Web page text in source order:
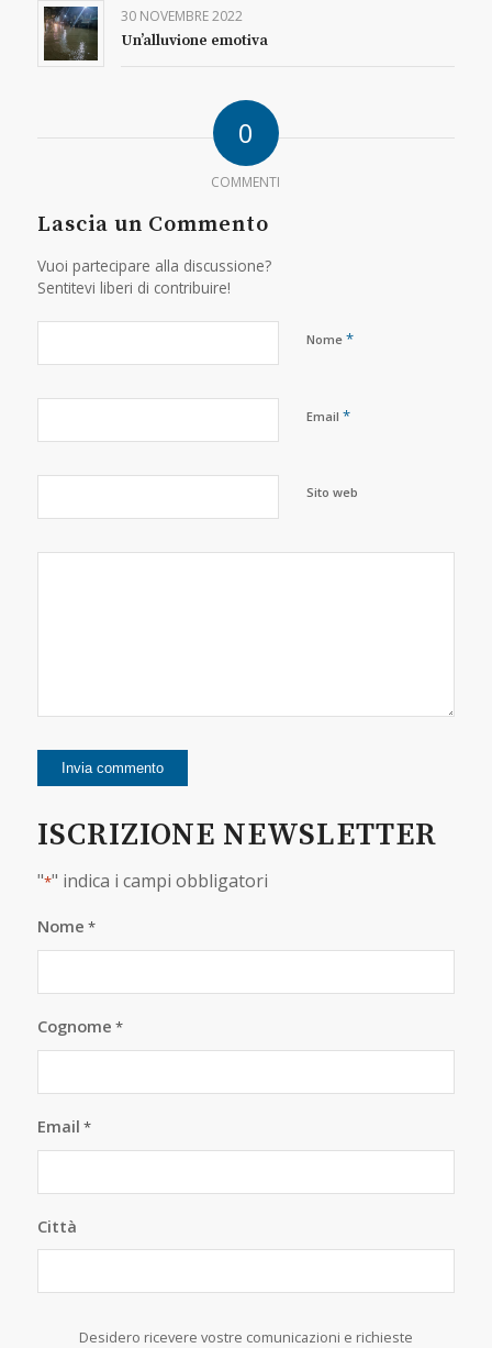
30 NOVEMBRE 2022
Un’alluvione emotiva
0
COMMENTI
Lascia un Commento
Vuoi partecipare alla discussione?
Sentitevi liberi di contribuire!
Nome *
Email *
Sito web
ISCRIZIONE NEWSLETTER
"*" indica i campi obbligatori
Nome *
Cognome *
Email *
Città
Desidero ricevere vostre comunicazioni e richieste